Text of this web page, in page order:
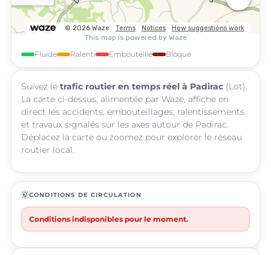
Fluide Ralenti Embouteillé Bloqué
Suivez le trafic routier en temps réel à Padirac (Lot).
La carte ci-dessus, alimentée par Waze, affiche en
direct les accidents, embouteillages, ralentissements
et travaux signalés sur les axes autour de Padirac.
Déplacez la carte ou zoomez pour explorer le réseau
routier local.
routineCONDITIONS DE CIRCULATION
Conditions indisponibles pour le moment.